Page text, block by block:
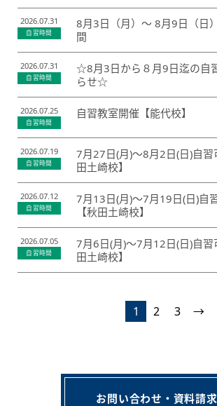
2026.07.31
自習時間
8月3日（月）～ 8月9日（日
間
2026.07.31
自習時間
☆8月3日から８月9日迄の自
らせ☆
2026.07.25
自習時間
自習教室開催【能代校】
2026.07.19
自習時間
7月27日(月)～8月2日(日)自習
田土崎校】
2026.07.12
自習時間
7月13日(月)～7月19日(日)自
【秋田土崎校】
2026.07.05
自習時間
7月6日(月)～7月12日(日)自習
田土崎校】
1 2 3 →
お問い合わせ・資料請求